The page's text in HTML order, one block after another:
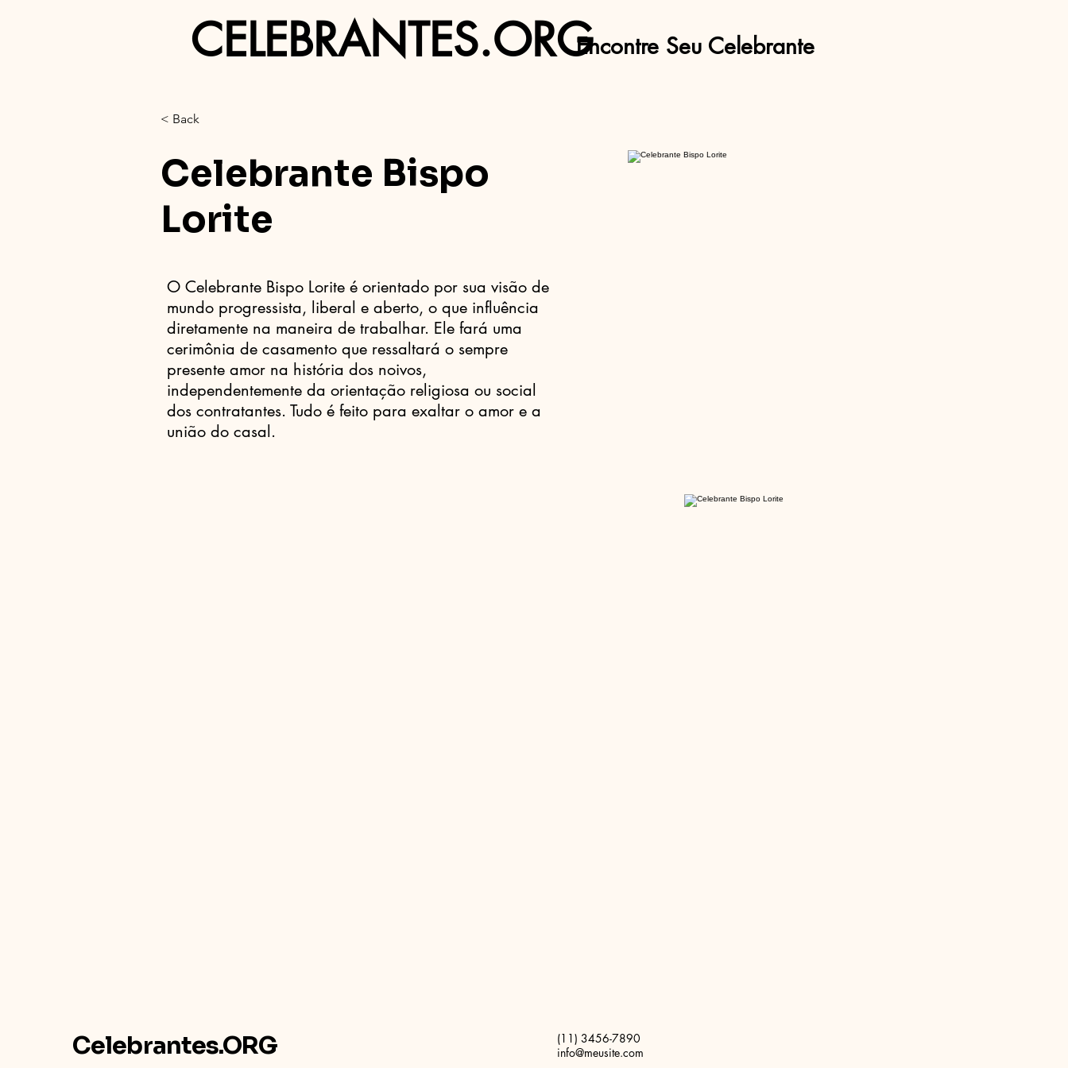
CELEBRANTES.ORGEncontre Seu Celebrante
< Back
Celebrante Bispo
Lorite
O Celebrante Bispo Lorite é orientado por sua visão de
mundo progressista, liberal e aberto, o que influência
diretamente na maneira de trabalhar. Ele fará uma
cerimônia de casamento que ressaltará o sempre
presente amor na história dos noivos,
independentemente da orientação religiosa ou social
dos contratantes. Tudo é feito para exaltar o amor e a
união do casal.
Celebrantes.ORG
(11) 3456-7890
info@meusite.com